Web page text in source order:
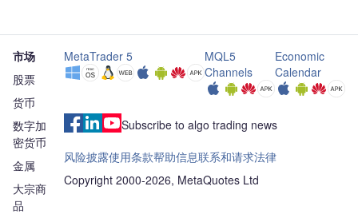
市场
股票
货币
数字加
密货币
金属
大宗商
品
MetaTrader 5
MQL5
Channels
Economic
Calendar
Subscribe to algo trading news
风险披露使用条款帮助信息联系和请求法律
Copyright 2000-2026, MetaQuotes Ltd